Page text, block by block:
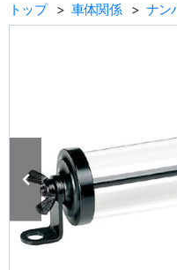
トップ
車体関係 ナン